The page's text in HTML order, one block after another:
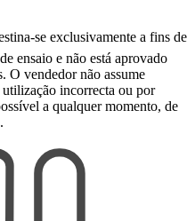
se exclusivamente a fins de
ensaio e não está aprovado
O vendedor não assume
incorrecta ou por
a qualquer momento, de